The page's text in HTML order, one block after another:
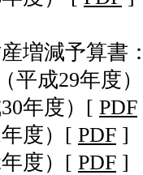
増減予算書
（平成29年度）
年度） [ PDF
度） [ PDF ]
度） [ PDF ]